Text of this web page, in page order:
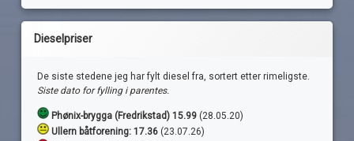
Dieselpriser
De siste stedene jeg har fylt diesel fra, sortert etter rimeligste.
Siste dato for fylling i parentes.
Phønix-brygga (Fredrikstad) 15.99 (28.05.20)
Ullern båtforening: 17.36 (23.07.26)